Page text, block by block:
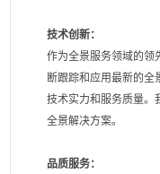
技术创新：
作为全景服务领域的领
断跟踪和应用最新的全
技术实力和服务质量。
全景解决方案。
品质服务：